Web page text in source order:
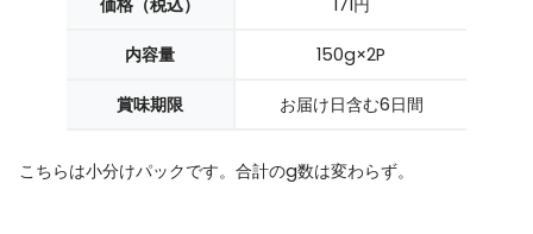
内容量 150g×2P
賞味期限 お届け日含む6日間
こちらは小分けパックです。合計のg数は変わらず。